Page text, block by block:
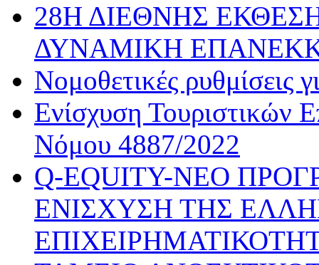
28Η ΔΙΕΘΝΗΣ ΕΚΘΕΣΗ
ΔΥΝΑΜΙΚΗ
Νομοθετικές ρυθμίσεις
Ενίσχυση Τουριστικών
Νόμου 4887/2022
Q-EQUITY-ΝΕΟ
ΕΝΙΣΧΥΣΗ ΤΗΣ